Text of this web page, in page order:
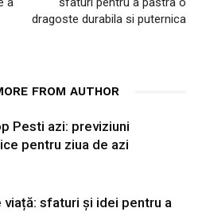
dragoste durabila si puternica
FROM AUTHOR
Pesti azi: previziuni
pentru ziua de azi
viață: sfaturi și idei pentru a